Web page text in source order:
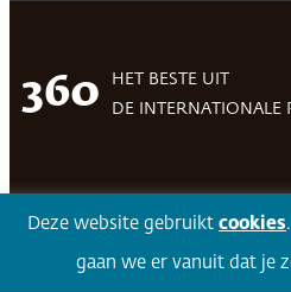
360
HET BESTE UIT
DE INTERNATIONALE
Deze website gebruikt cookies
gaan we er vanuit dat je